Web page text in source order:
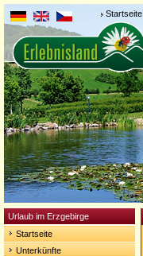
Startseite
Urlaub im Erzgebirge
Startseite
Unterkünfte